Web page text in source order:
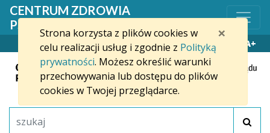
Przejdź do treści
×
Strona korzysta z plików cookies w
celu realizacji usług i zgodnie z Polityką
prywatności. Możesz określić warunki
przechowywania lub dostępu do plików
cookies w Twojej przeglądarce.
CENTRUM ZDROWIA
PSYCHICZNEGO W SŁUPSKU
WYSOKI KONTRAST A+